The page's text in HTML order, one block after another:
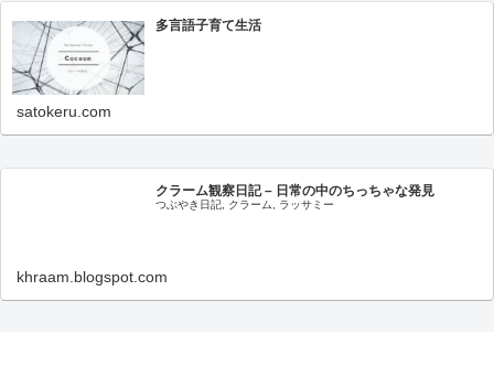
多言語子育て生活
satokeru.com
クラーム観察日記 – 日常の中のちっちゃな発見
つぶやき日記, クラーム, ラッサミー
khraam.blogspot.com